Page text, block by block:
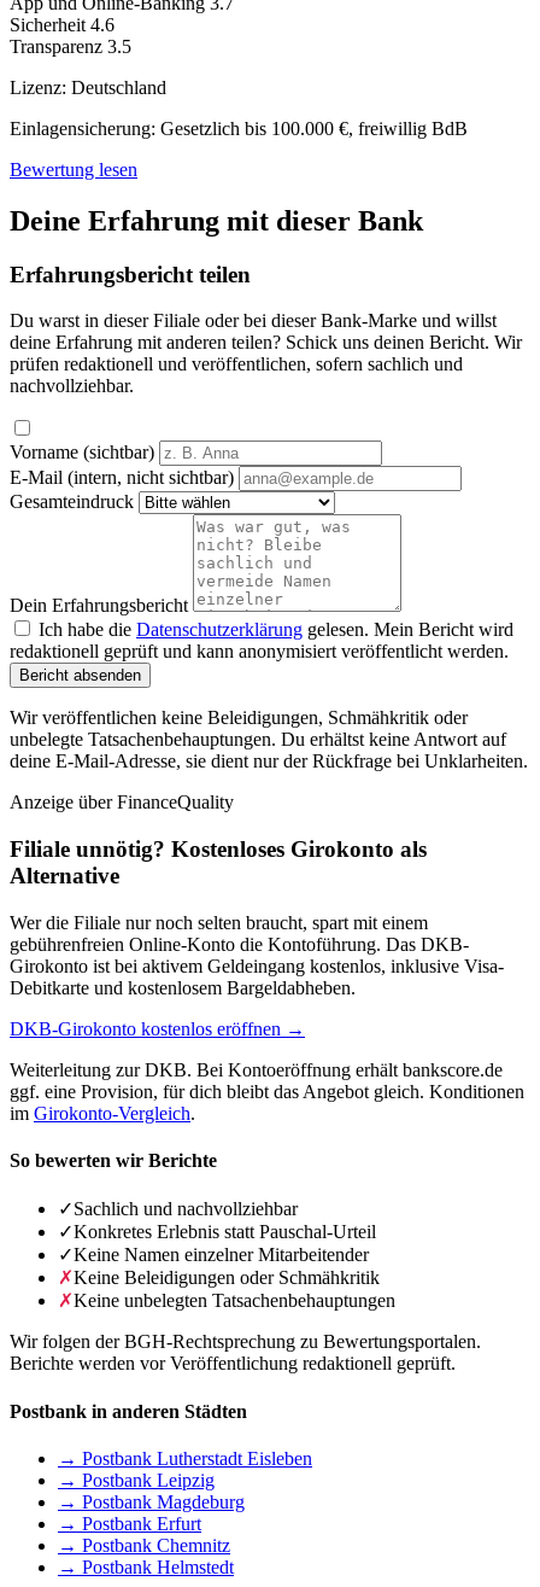
Sicherheit 4.6
Transparenz 3.5
Lizenz: Deutschland
Einlagensicherung: Gesetzlich bis 100.000 €, freiwillig BdB
Bewertung lesen
Deine Erfahrung mit dieser Bank
Erfahrungsbericht teilen
Du warst in dieser Filiale oder bei dieser Bank-Marke und willst
deine Erfahrung mit anderen teilen? Schick uns deinen Bericht. Wir
prüfen redaktionell und veröffentlichen, sofern sachlich und
nachvollziehbar.
Vorname (sichtbar)
E-Mail (intern, nicht sichtbar)
Gesamteindruck
Dein Erfahrungsbericht
Ich habe die Datenschutzerklärung gelesen. Mein Bericht wird
redaktionell geprüft und kann anonymisiert veröffentlicht werden.
Bericht absenden
Wir veröffentlichen keine Beleidigungen, Schmähkritik oder
unbelegte Tatsachenbehauptungen. Du erhältst keine Antwort auf
deine E-Mail-Adresse, sie dient nur der Rückfrage bei Unklarheiten.
Anzeige über FinanceQuality
Filiale unnötig? Kostenloses Girokonto als
Alternative
Wer die Filiale nur noch selten braucht, spart mit einem
gebührenfreien Online-Konto die Kontoführung. Das DKB-
Girokonto ist bei aktivem Geldeingang kostenlos, inklusive Visa-
Debitkarte und kostenlosem Bargeldabheben.
DKB-Girokonto kostenlos eröffnen →
Weiterleitung zur DKB. Bei Kontoeröffnung erhält bankscore.de
ggf. eine Provision, für dich bleibt das Angebot gleich. Konditionen
im Girokonto-Vergleich.
So bewerten wir Berichte
✓Sachlich und nachvollziehbar
✓Konkretes Erlebnis statt Pauschal-Urteil
✓Keine Namen einzelner Mitarbeitender
✗Keine Beleidigungen oder Schmähkritik
✗Keine unbelegten Tatsachenbehauptungen
Wir folgen der BGH-Rechtsprechung zu Bewertungsportalen.
Berichte werden vor Veröffentlichung redaktionell geprüft.
Postbank in anderen Städten
→ Postbank Lutherstadt Eisleben
→ Postbank Leipzig
→ Postbank Magdeburg
→ Postbank Erfurt
→ Postbank Chemnitz
→ Postbank Helmstedt